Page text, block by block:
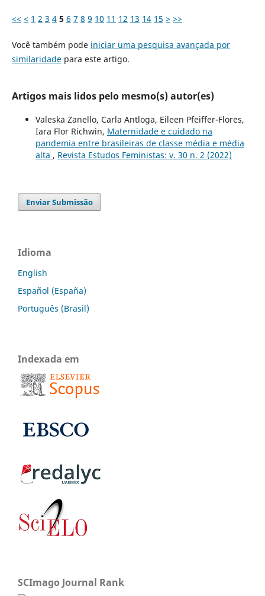
<< < 1 2 3 4 5 6 7 8 9 10 11 12 13 14 15 > >>
Você também pode iniciar uma pesquisa avançada por
similaridadepara este artigo.
Artigos mais lidos pelo mesmo(s) autor(es)
Valeska Zanello, Carla Antloga, Eileen Pfeiffer-Flores,
Iara Flor Richwin, Maternidade e cuidado na
pandemia entre brasileiras de classe média e média
alta , Revista Estudos Feministas: v. 30 n. 2 (2022)
Enviar Submissão
Idioma
English
Español (España)
Português (Brasil)
Indexada em
SCImago Journal Rank